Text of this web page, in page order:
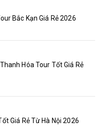
Bắc Kạn Giá Rẻ 2026
Hóa Tour Tốt Giá Rẻ
Giá Rẻ Từ Hà Nội 2026